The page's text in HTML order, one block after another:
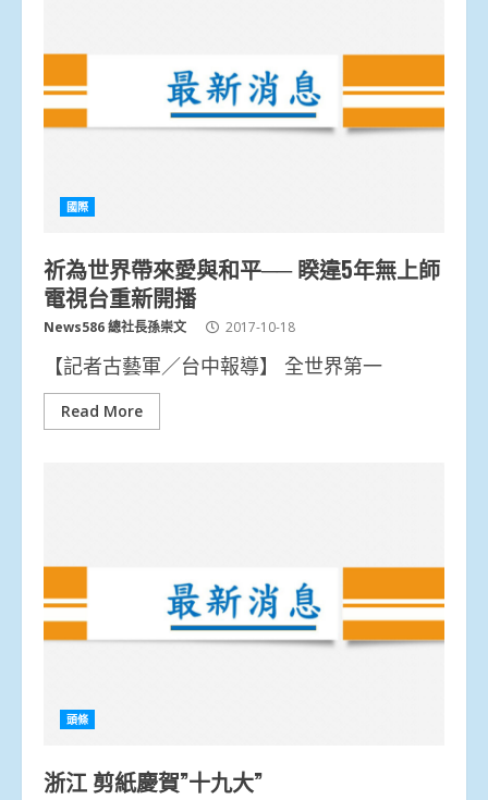
國際
祈為世界帶來愛與和平── 睽違5年無上師
電視台重新開播
News586 總社長孫崇文 2017-10-18
【記者古藝軍／台中報導】 全世界第一
Read More
頭條
浙江 剪紙慶賀”十九大”